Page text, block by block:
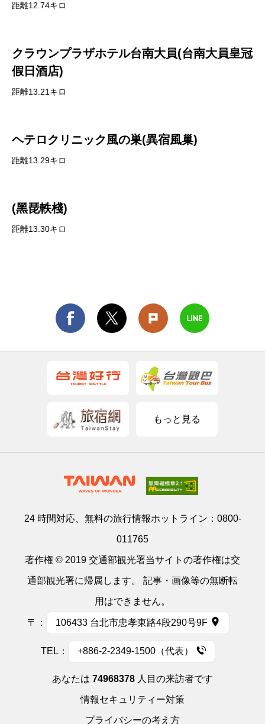
距離12.74キロ
クラウンプラザホテル台南大員(台南大員皇冠
假日酒店)
距離13.21キロ
ヘテロクリニック風の巣(異宿風巢)
距離13.29キロ
(黑琵軼棧)
距離13.30キロ
もっと見る
24 時間対応、無料の旅行情報ホットライン： 0800-
011765
著作権 © 2019 交通部観光署当サイトの著作権は交
通部観光署に帰属します。 記事・画像等の無断転
用はできません。
〒： 106433 台北市忠孝東路4段290号9F
TEL： +886-2-2349-1500（代表）
あなたは 74968378 人目の来訪者です
情報セキュリティー対策
プライバシーの考え方